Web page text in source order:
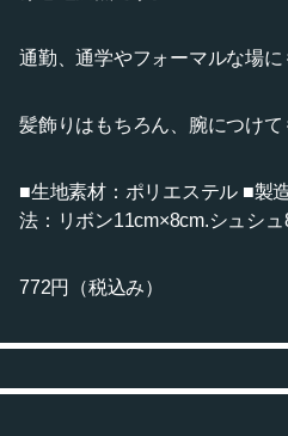
通勤、通学やフォーマルな場に
髪飾りはもちろん、腕につけて
■生地素材：ポリエステル ■製
法：リボン11cm×8cm.シュシ
772円（税込み）